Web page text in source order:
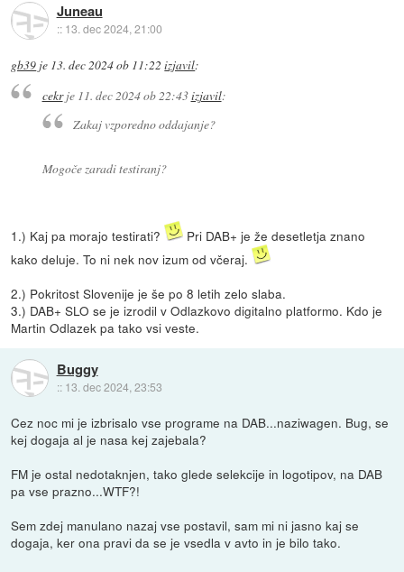
Juneau
:: 13. dec 2024, 21:00
gb39 je 13. dec 2024 ob 11:22 izjavil:
cekrje 11. dec 2024 ob 22:43izjavil:
Zakaj vzporedno oddajanje?
Mogoče zaradi testiranj?
1.) Kaj pa morajo testirati?
Pri DAB+ je že desetletja znano
kako deluje. To ni nek nov izum od včeraj.
2.) Pokritost Slovenije je še po 8 letih zelo slaba.
3.) DAB+ SLO se je izrodil v Odlazkovo digitalno platformo. Kdo je
Martin Odlazek pa tako vsi veste.
Buggy
:: 13. dec 2024, 23:53
Cez noc mi je izbrisalo vse programe na DAB...naziwagen. Bug, se
kej dogaja al je nasa kej zajebala?
FM je ostal nedotaknjen, tako glede selekcije in logotipov, na DAB
pa vse prazno...WTF?!
Sem zdej manulano nazaj vse postavil, sam mi ni jasno kaj se
dogaja, ker ona pravi da se je vsedla v avto in je bilo tako.